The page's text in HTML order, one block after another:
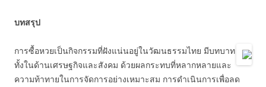
บทสรุป
การซื้อหวยเป็นกิจกรรมที่ฝังแน่นอยู่ในวัฒนธรรมไทย มีบทบาท
ทั้งในด้านเศรษฐกิจและสังคม ด้วยผลกระทบที่หลากหลายและ
ความท้าทายในการจัดการอย่างเหมาะสม การดำเนินการเพื่อลด